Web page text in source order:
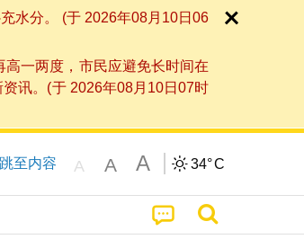
水分。 (于 2026年08月10日06
一两度，市民应避免长时间在
讯。(于 2026年08月10日07时
跳至内容 A A A 34°C